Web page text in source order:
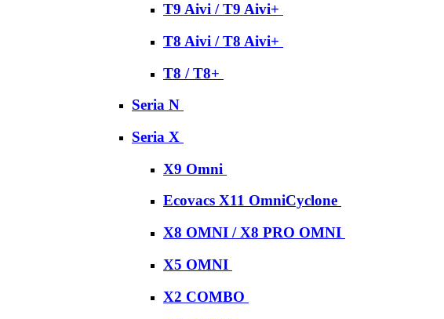
T9 Aivi / T9 Aivi+
T8 Aivi / T8 Aivi+
T8 / T8+
Seria N
Seria X
X9 Omni
Ecovacs X11 OmniCyclone
X8 OMNI / X8 PRO OMNI
X5 OMNI
X2 COMBO